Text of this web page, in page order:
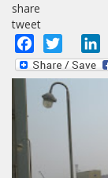
share
tweet
Facebook
Twitter